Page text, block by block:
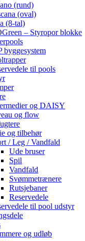
(rund)
(oval)
(8-tal)
– Styropor blokke
byggesystem
til pools
og DAISY
og flow
og tilbehør
/ Leg / Vandfald
Ude bruser
Spil
Vandfald
Svømmetrænere
Rutsjebaner
Reservedele
til pool udstyr
og udløb